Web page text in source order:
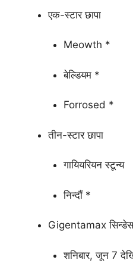
एक-स्टार छापा
Meowth *
बेल्डियम *
Forrosed *
तीन-स्टार छापा
गायियरियन स्टून्य
निन्दौं *
Gigentamax
शनिबार, जून 7